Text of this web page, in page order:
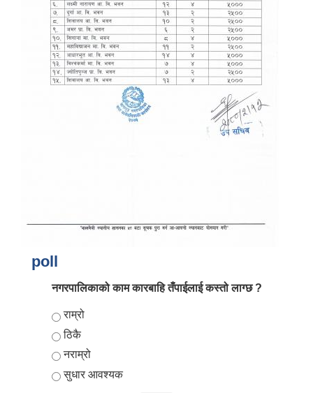
poll
नगरपालिकाको काम कारबाहि तँपाईलाई कस्तो लाग्छ ?
Choices
राम्रो
ठिकै
नराम्रो
सुधार आवश्यक